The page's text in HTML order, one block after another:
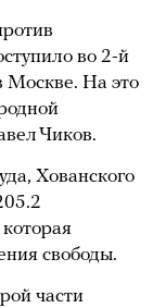
во 2-й
Москве. На это
Чиков.
Хованского
свободы.
части